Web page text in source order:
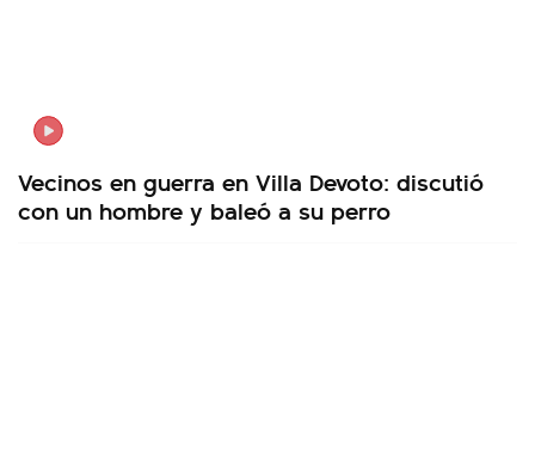
Vecinos en guerra en Villa Devoto: discutió
con un hombre y baleó a su perro